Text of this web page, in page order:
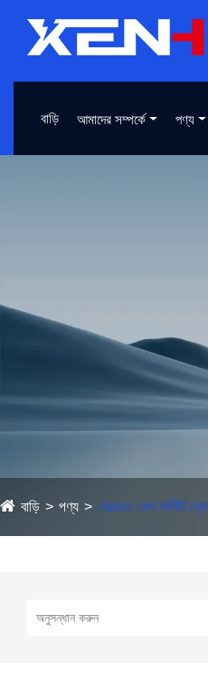
বাড়ি আমাদের সম্পর্কে পণ্য
বাড়ি পণ্য মোল্ডেড কেস সার্কিট